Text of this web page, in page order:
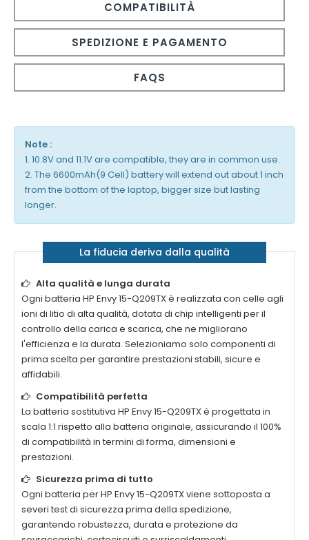
COMPATIBILITÀ
SPEDIZIONE E PAGAMENTO
FAQS
Note :
1. 10.8V and 11.1V are compatible, they are in common use.
2. The 6600mAh(9 Cell) battery will extend out about 1 inch
from the bottom of the laptop, bigger size but lasting
longer.
La fiducia deriva dalla qualità
Alta qualità e lunga durata
Ogni batteria HP Envy 15-Q209TXè realizzata con celle agli
ioni di litio di alta qualità, dotata di chip intelligenti per il
controllo della carica e scarica, che ne migliorano
l'efficienza e la durata. Selezioniamo solo componenti di
prima scelta per garantire prestazioni stabili, sicure e
affidabili.
Compatibilità perfetta
La batteria sostitutiva HP Envy 15-Q209TXè progettata in
scala 1:1 rispetto alla batteria originale, assicurando il 100%
di compatibilità in termini di forma, dimensioni e
prestazioni.
Sicurezza prima di tutto
Ogni batteria per HP Envy 15-Q209TXviene sottoposta a
severi test di sicurezza prima della spedizione,
garantendo robustezza, durata e protezione da